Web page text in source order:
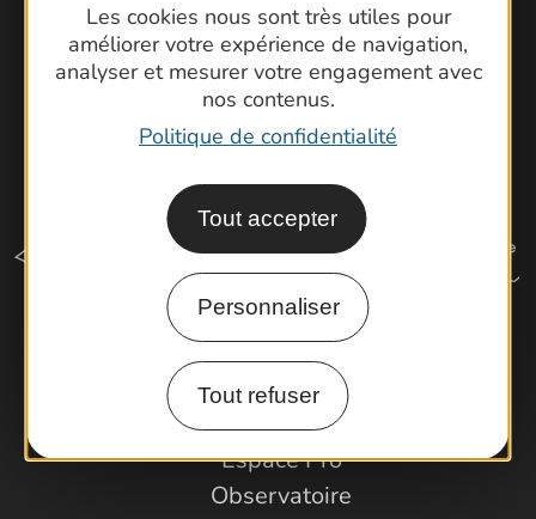
Les cookies nous sont très utiles pour
améliorer votre expérience de navigation,
analyser et mesurer votre engagement avec
nos contenus.
Politique de confidentialité
Tout accepter
Personnaliser
Tout refuser
Comment venir ?
Espace Pro
Observatoire